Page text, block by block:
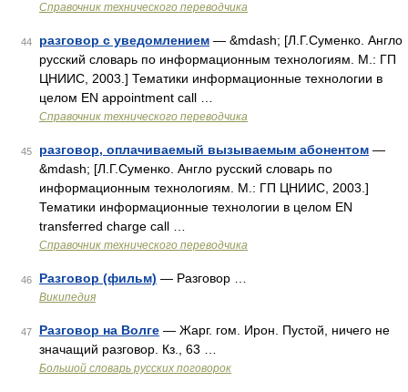
Справочник технического переводчика
44 разговор с уведомлением — &mdash; [Л.Г.Суменко. Англо
русский словарь по информационным технологиям. М.: ГП
ЦНИИС, 2003.] Тематики информационные технологии в
целом EN appointment call …
Справочник технического переводчика
45 разговор, оплачиваемый вызываемым абонентом —
&mdash; [Л.Г.Суменко. Англо русский словарь по
информационным технологиям. М.: ГП ЦНИИС, 2003.]
Тематики информационные технологии в целом EN
transferred charge call …
Справочник технического переводчика
46 Разговор (фильм) — Разговор …
Википедия
47 Разговор на Волге — Жарг. гом. Ирон. Пустой, ничего не
значащий разговор. Кз., 63 …
Большой словарь русских поговорок